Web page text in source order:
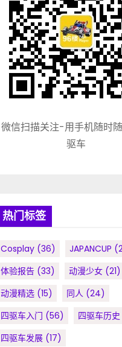
微信扫描关注-用手机随时
驱车
热门标签
Cosplay (36) JAPANCUP
体验报告 (33) 动漫少女 (21)
动漫精选 (15) 同人 (24)
四驱车入门 (56) 四驱车历史
四驱车发展 (17)